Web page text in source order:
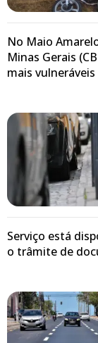
No Maio
Minas Gerais
mais
Serviço está
o trâmite de